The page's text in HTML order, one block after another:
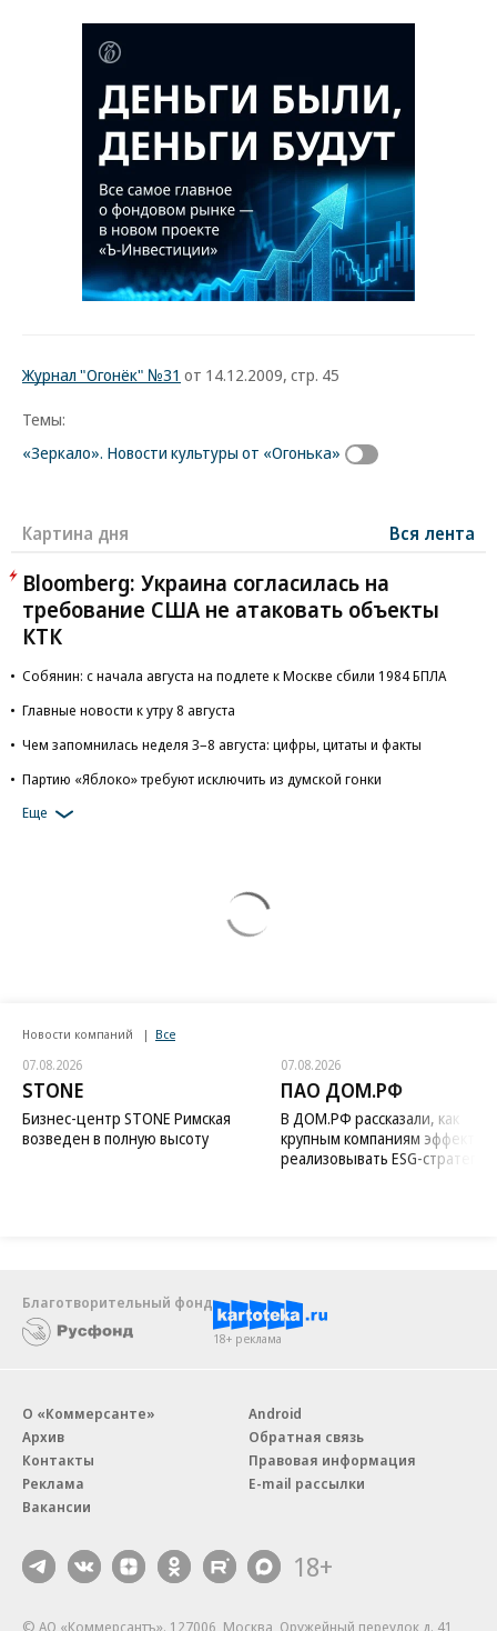
Журнал "Огонёк" №31 от 14.12.2009, стр. 45
Темы:
«Зеркало». Новости культуры от «Огонька»
Картина дня Вся лента
Bloomberg: Украина согласилась на
требование США не атаковать объекты
КТК
Собянин: с начала августа на подлете к Москве сбили 1984 БПЛА
Главные новости к утру 8 августа
Чем запомнилась неделя 3–8 августа: цифры, цитаты и факты
Партию «Яблоко» требуют исключить из думской гонки
Еще
Новости компаний Все
07.08.2026
STONE
Бизнес-центр STONE Римская
возведен в полную высоту
07.08.2026
ПАО ДОМ.РФ
В ДОМ.РФ рассказали, как
крупным компаниям
реализовывать ESG-стратегию
Благотворительный фонд
18+ реклама
О «Коммерсанте»
Архив
Контакты
Реклама
Вакансии
Android
Обратная связь
Правовая информация
E-mail рассылки
18+
© АО «Коммерсантъ». 127006, Москва, Оружейный переулок д. 41,